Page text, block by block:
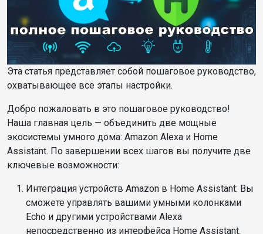
Эта статья представляет собой пошаговое руководство,
охватывающее все этапы настройки.
Добро пожаловать в это пошаговое руководство!
Наша главная цель — объединить две мощные
экосистемы умного дома: Amazon Alexa и Home
Assistant. По завершении всех шагов вы получите две
ключевые возможности:
Интеграция устройств Amazon в Home Assistant: Вы
сможете управлять вашими умными колонками
Echo и другими устройствами Alexa
непосредственно из интерфейса Home Assistant.